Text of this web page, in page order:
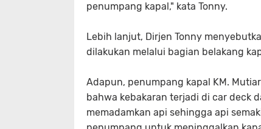
penumpang kapal," kata Tonny.
Lebih lanjut, Dirjen Tonny
dilakukan melalui bagian belakang
Adapun, penumpang kapal KM.
bahwa kebakaran terjadi di car deck
memadamkan api sehingga api